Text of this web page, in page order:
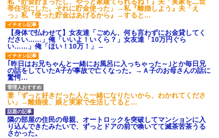
帯住宅にした。それに貯金使った」→私『離婚しよう』夫「え
っ」私『使った貯金はあげるから』→すると…
【身体で払わせて】女友達「ごめん、何も言わずにお金貸してく
ださい……」俺「いいよ！いくら？」女友達「10万円ぐら
い……」俺「ほい！10万！」→
｢昨日はお兄ちゃんと一緒にお風呂に入っちゃった～｣とか毎日兄
の話をしていたA子が事故で亡くなった。→Ａ子のお母さんの話に
驚愕…
妻「ずっと好きだった人と一緒になりたいから、わかれてくださ
い」→離婚後、娘と実家で生活してると…
隣の部屋の住民の母親、オートロックを突破してマンションに入
り込んできたみたいで、ずっとドアの前で喚いてて滅茶苦茶うる
さかった。